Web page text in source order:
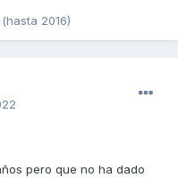
(hasta 2016)
pero que no ha dado